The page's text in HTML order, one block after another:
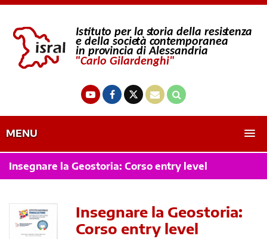
MENU
Insegnare la Geostoria: Corso entry level
Insegnare la Geostoria:
Corso entry level